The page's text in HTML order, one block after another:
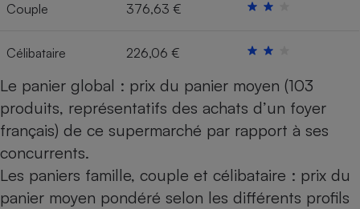
Couple 376,63 €
Célibataire 226,06 €
Le panier global : prix du panier moyen (103
produits, représentatifs des achats d’un foyer
français) de ce supermarché par rapport à ses
concurrents.
Les paniers famille, couple et célibataire : prix du
panier moyen pondéré selon les différents profils